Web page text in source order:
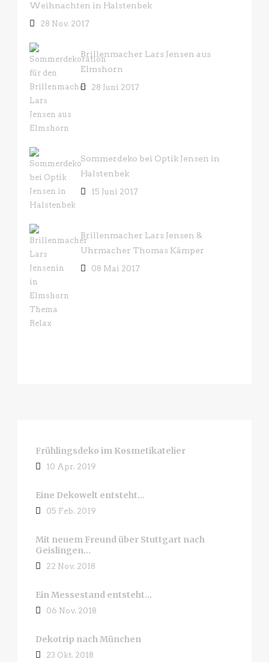
Weihnachten in Halstenbek
28 Nov. 2017
Brillenmacher Lars Jensen aus
Elmshorn
28 Juni 2017
Sommerdeko bei Optik Jensen in
Halstenbek
15 Juni 2017
Brillenmacher Lars Jensen &
Uhrmacher Thomas Kämper
08 Mai 2017
Frühlingsdeko im Kosmetikatelier
10 Apr. 2019
Eine Dekowelt entsteht…
05 Feb. 2019
Mit neuem Freund über Stuttgart nach
Geislingen…
22 Nov. 2018
Ein Messestand entsteht…
06 Nov. 2018
Dekotrip nach München
23 Okt. 2018